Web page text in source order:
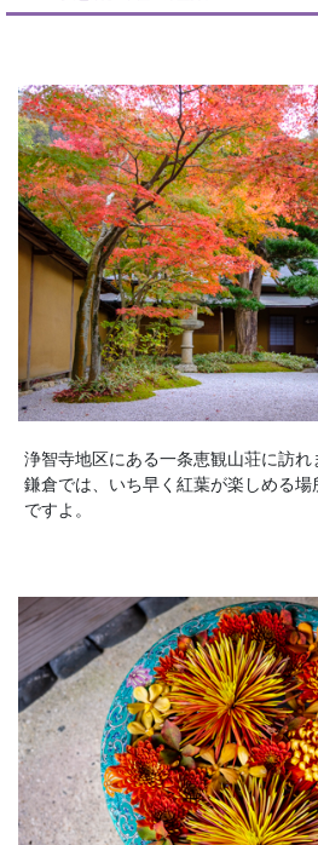
浄智寺地区にある一条恵観山荘に訪れ
鎌倉では、いち早く紅葉が楽しめる
ですよ。